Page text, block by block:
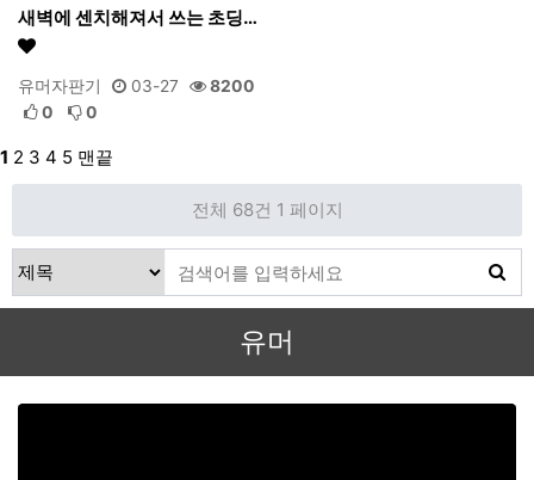
새벽에 센치해져서 쓰는 초딩…
유머자판기 03-27
8200
0
0
1 2 3 4 5 맨끝
전체 68건 1 페이지
유머